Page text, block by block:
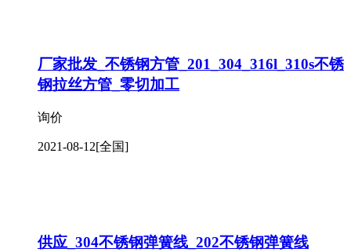
厂家批发_不锈钢方管_201_304_316l_310s不锈
钢拉丝方管_零切加工
询价
2021-08-12[全国]
供应_304不锈钢弹簧线_202不锈钢弹簧线